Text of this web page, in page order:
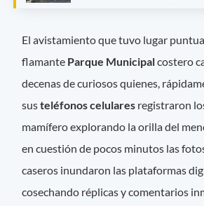
El avistamiento que tuvo lugar
flamante Parque Municipalcostero
decenas de curiosos quienes,
susteléfonos celulares registraron
mamífero explorando la orilla del
en cuestión de pocos minutos las
caseros inundaron las plataformas
cosechando réplicas y comentarios